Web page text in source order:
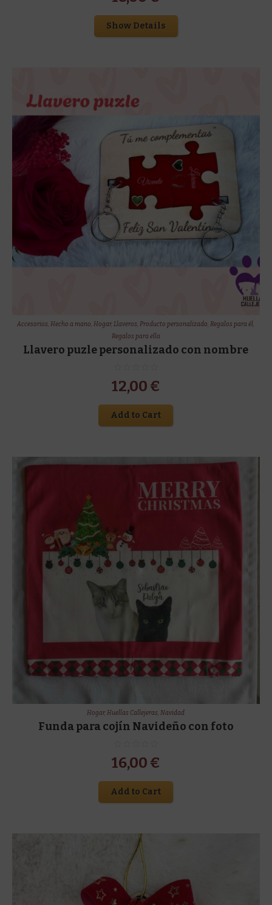
Show Details
Accesorios,Hecho a mano,Hogar,Llaveros,Producto personalizado,Regalos para él,
Regalos para ella
Llavero puzle personalizado con nombre
12,00 €
Add to Cart
Hogar,Huellas Callejeras,Navidad
Funda para cojín Navideño con foto
16,00 €
Add to Cart